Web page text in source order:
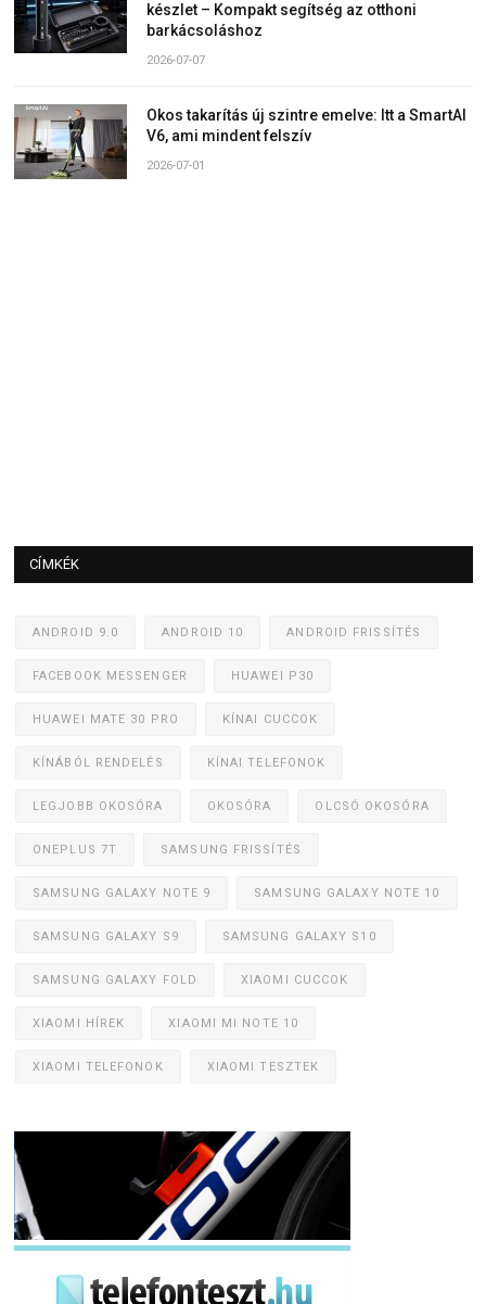
készlet – Kompakt segítség az otthoni
barkácsoláshoz
2026-07-07
Okos takarítás új szintre emelve: Itt a SmartAI
V6, ami mindent felszív
2026-07-01
CÍMKÉK
ANDROID 9.0 ANDROID 10 ANDROID FRISSÍTÉS
FACEBOOK MESSENGER HUAWEI P30
HUAWEI MATE 30 PRO KÍNAI CUCCOK
KÍNÁBÓL RENDELÉS KÍNAI TELEFONOK
LEGJOBB OKOSÓRA OKOSÓRA OLCSÓ OKOSÓRA
ONEPLUS 7T SAMSUNG FRISSÍTÉS
SAMSUNG GALAXY NOTE 9 SAMSUNG GALAXY NOTE 10
SAMSUNG GALAXY S9 SAMSUNG GALAXY S10
SAMSUNG GALAXY FOLD XIAOMI CUCCOK
XIAOMI HÍREK XIAOMI MI NOTE 10
XIAOMI TELEFONOK XIAOMI TESZTEK